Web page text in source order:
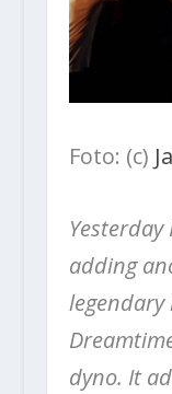
Foto: (c)
adding
dyno. It